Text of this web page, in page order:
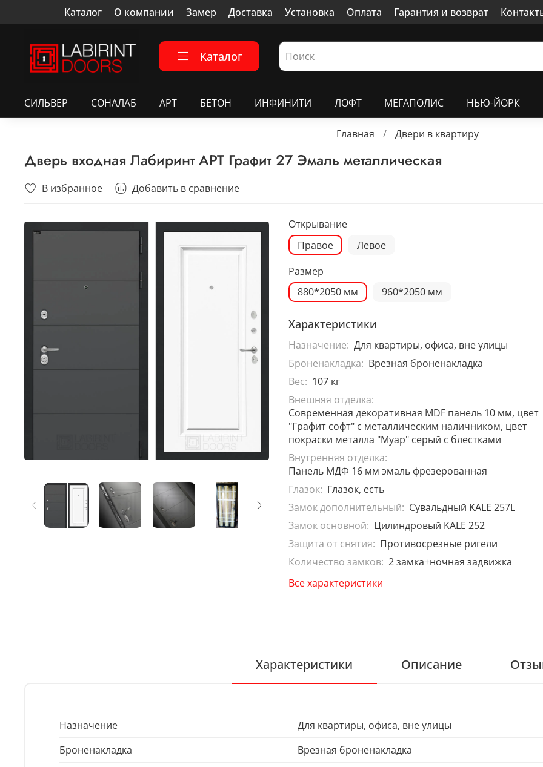
Каталог О компании Замер Доставка Установка Оплата Гарантия и возврат
Каталог
СИЛЬВЕР СОНАЛАБ АРТ БЕТОН ИНФИНИТИ ЛОФТ МЕГАПОЛИС НЬЮ-ЙОРК
Главная Двери в квартиру
Дверь входная Лабиринт АРТ Графит 27 Эмаль металлическая
В избранное Добавить в сравнение
Открывание
Правое
Левое
Размер
880*2050 мм
960*2050 мм
Характеристики
Назначение: Для квартиры, офиса, вне улицы
Броненакладка: Врезная броненакладка
Вес: 107 кг
Внешняя отделка:
Современная декоративная MDF панель 10 мм, цвет
"Графит софт" с металлическим наличником, цвет
покраски металла "Муар" серый с блестками
Внутренняя отделка:
Панель МДФ 16 мм эмаль фрезерованная
Глазок: Глазок, есть
Замок дополнительный: Сувальдный KALE 257L
Замок основной: Цилиндровый KALE 252
Защита от снятия: Противосрезные ригели
Количество замков: 2 замка+ночная задвижка
Все характеристики
Характеристики Описание
Назначение
Для квартиры, офиса, вне улицы
Броненакладка
Врезная броненакладка